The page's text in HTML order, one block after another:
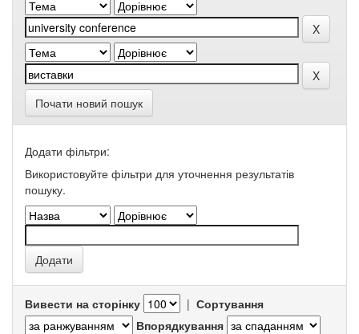
Почати новий пошук
Додати фільтри:
Використовуйте фільтри для уточнення результатів
пошуку.
Вивести на сторінку | Сортування
Впорядкування